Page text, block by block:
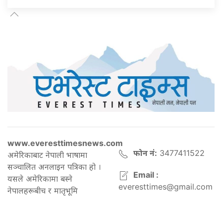
www.everesttimesnews.com
अमेरिकाबाट नेपाली भाषामा
सञ्चालित अनलाइन पत्रिका हो ।
यसले अमेरिकामा बस्ने
नेपालहरूबीच र मातृभूमि
फोन नं: 3477411522
Email :
everesttimes@gmail.com